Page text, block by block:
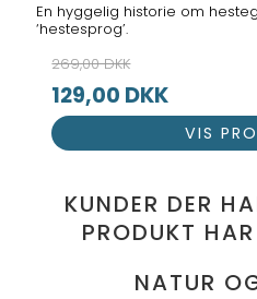
En hyggelig historie om
‘hestesprog’.
269,00 DKK
129,00 DKK
VIS
KUNDER DER
PRODUKT
NATUR